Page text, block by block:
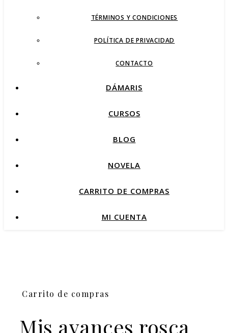
TÉRMINOS Y CONDICIONES
POLÍTICA DE PRIVACIDAD
CONTACTO
DÁMARIS
CURSOS
BLOG
NOVELA
CARRITO DE COMPRAS
MI CUENTA
Carrito de compras
Mis avances rosca